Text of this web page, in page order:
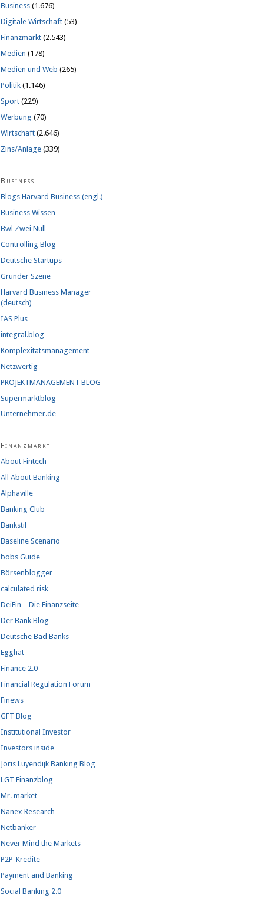
Business(1.676)
Digitale Wirtschaft(53)
Finanzmarkt(2.543)
Medien (178)
Medien und Web (265)
Politik(1.146)
Sport(229)
Werbung (70)
Wirtschaft(2.646)
Zins/Anlage(339)
Business
Blogs Harvard Business (engl.)
Business Wissen
Bwl Zwei Null
Controlling Blog
Deutsche Startups
Gründer Szene
Harvard Business Manager
(deutsch)
IAS Plus
integral.blog
Komplexitätsmanagement
Netzwertig
PROJEKTMANAGEMENT BLOG
Supermarktblog
Unternehmer.de
Finanzmarkt
About Fintech
All About Banking
Alphaville
Banking Club
Bankstil
Baseline Scenario
bobs Guide
Börsenblogger
calculated risk
DeiFin – Die Finanzseite
Der Bank Blog
Deutsche Bad Banks
Egghat
Finance 2.0
Financial Regulation Forum
Finews
GFT Blog
Institutional Investor
Investors inside
Joris Luyendijk Banking Blog
LGT Finanzblog
Mr. market
Nanex Research
Netbanker
Never Mind the Markets
P2P-Kredite
Payment and Banking
Social Banking 2.0